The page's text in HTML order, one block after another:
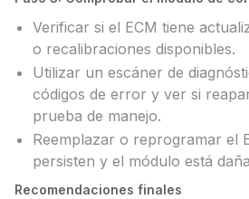
Verificar si el ECM tiene
o recalibraciones disponibles.
Utilizar un escáner de
códigos de error y ver si
prueba de manejo.
Reemplazar o reprogramar el
persisten y el módulo está
Recomendaciones finales